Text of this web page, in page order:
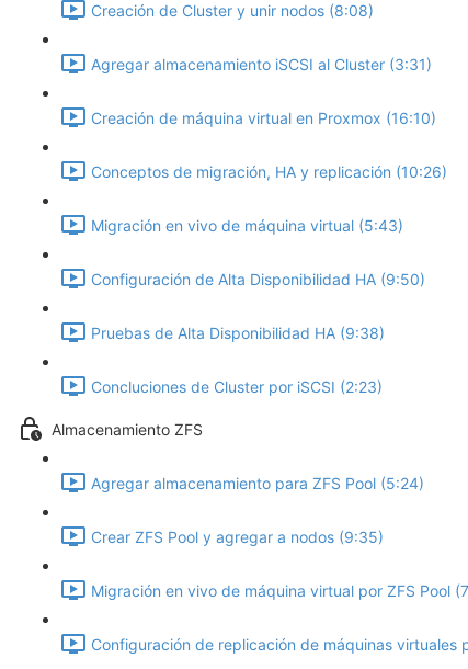
Creación de Cluster y unir nodos (8:08)
Agregar almacenamiento iSCSI al Cluster (3:31)
Creación de máquina virtual en Proxmox (16:10)
Conceptos de migración, HA y replicación (10:26)
Migración en vivo de máquina virtual (5:43)
Configuración de Alta Disponibilidad HA (9:50)
Pruebas de Alta Disponibilidad HA (9:38)
Concluciones de Cluster por iSCSI (2:23)
Almacenamiento ZFS
Agregar almacenamiento para ZFS Pool (5:24)
Crear ZFS Pool y agregar a nodos (9:35)
Migración en vivo de máquina virtual por ZFS Pool
Configuración de replicación de máquinas virtuales